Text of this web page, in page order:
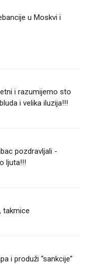
u Moskvi i
i razumijemo sto
i velika iluzija!!!
pozdravljali -
ljuta!!!
takmice
i produži “sankcije”